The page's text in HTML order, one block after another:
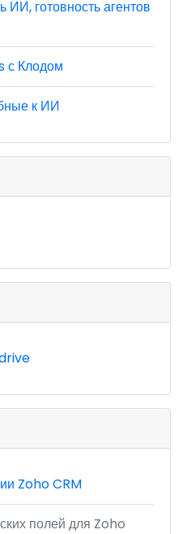
ИИ, готовность агентов
с Клодом
к ИИ
Zoho CRM
полей для Zoho